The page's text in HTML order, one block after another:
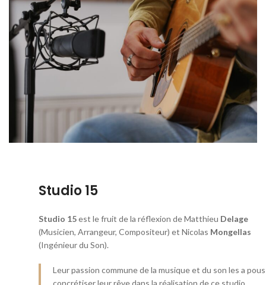
Studio 15
Studio 15est le fruit de la réflexion de Matthieu Delage
(Musicien, Arrangeur, Compositeur) et Nicolas Mongellas
(Ingénieur du Son).
Leur passion commune de la musique et du son les a